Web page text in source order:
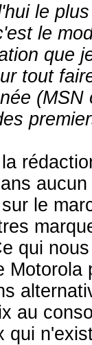
le
le
que
tout
le
qui
au
qui